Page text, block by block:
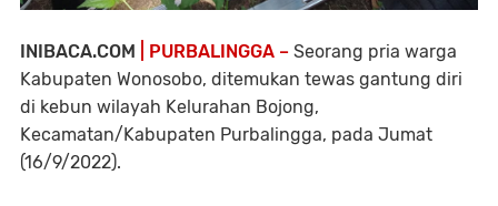
INIBACA.COM | PURBALINGGA – Seorang pria warga
Kabupaten Wonosobo, ditemukan tewas gantung diri
di kebun wilayah Kelurahan Bojong,
Kecamatan/Kabupaten Purbalingga, pada Jumat
(16/9/2022).